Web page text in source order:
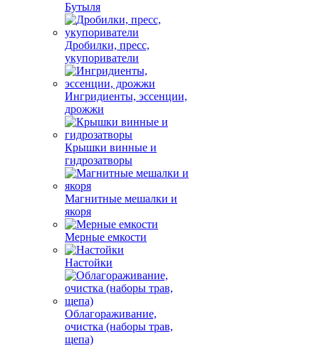
Бутыля
Дробилки, пресс,
укупориватели
Ингридиенты, эссенции,
дрожжи
Крышки винные и
гидрозатворы
Магнитные мешалки и
якоря
Мерные емкости
Настойки
Облагораживание,
очистка (наборы трав,
щепа)